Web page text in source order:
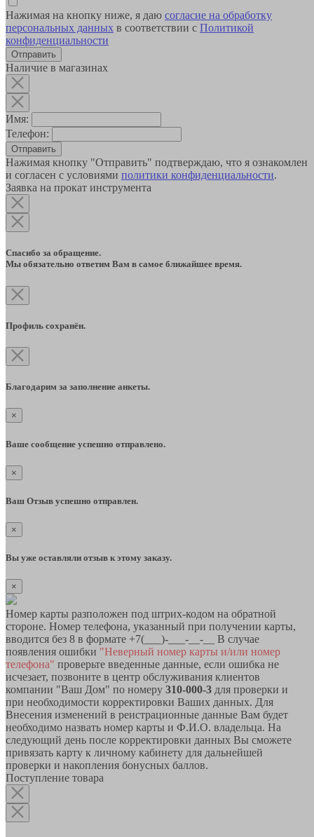
Нажимая на кнопку ниже, я даю согласие на обработку
персональных данных в соответствии с Политикой
конфиденциальности
Наличие в магазинах
Имя:
Телефон:
Отправить
Нажимая кнопку "Отправить" подтверждаю, что я ознакомлен
и согласен с условиями политики конфиденциальности.
Заявка на прокат инструмента
Спасибо за обращение.
Мы обязательно ответим Вам в самое ближайшее время.
Профиль сохранён.
Благодарим за заполнение анкеты.
×
Ваше сообщение успешно отправлено.
×
Ваш Отзыв успешно отправлен.
×
Вы уже оставляли отзыв к этому заказу.
×
Номер карты разположен под штрих-кодом на обратной
стороне. Номер телефона, указанный при получении карты,
вводится без 8 в формате +7(___)-___-__-__ В случае
появления ошибки "Неверный номер карты и/или номер
телефона" проверьте введенные данные, если ошибка не
исчезает, позвоните в центр обслуживания клиентов
компании "Ваш Дом" по номеру 310-000-3 для проверки и
при необходимости корректировки Ваших данных. Для
Внесения изменений в реистрационные данные Вам будет
необходимо назвать номер карты и Ф.И.О. владельца. На
следующий день после корректировки данных Вы сможете
привязать карту к личному кабинету для дальнейшей
проверки и накопления бонусных баллов.
Поступление товара